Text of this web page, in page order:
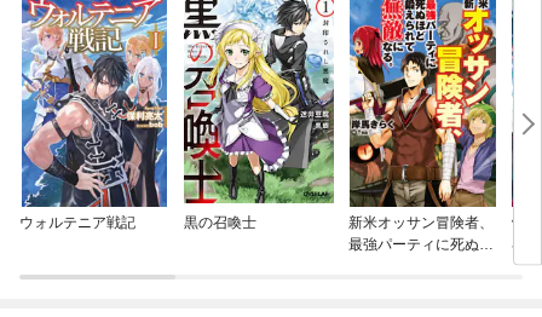
ウォルテニア戦記 黒の召喚士
新米オッサン冒険者、
最強パーティに死ぬほ
骸
界